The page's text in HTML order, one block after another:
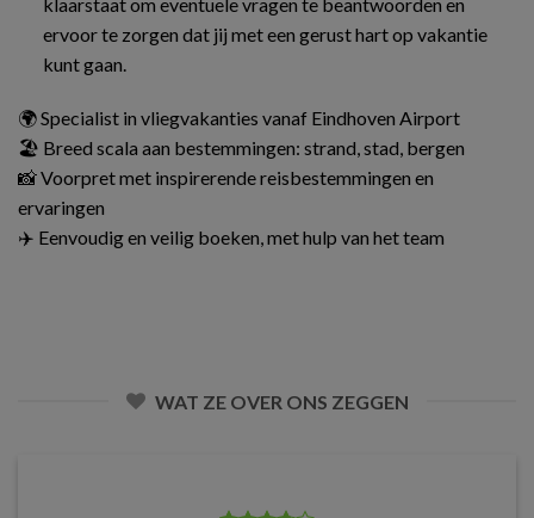
ervoor te zorgen dat jij met een gerust hart op vakantie
kunt gaan.
🌍 Specialist in vliegvakanties vanaf Eindhoven Airport
🏖️ Breed scala aan bestemmingen: strand, stad, bergen
📸 Voorpret met inspirerende reisbestemmingen en
ervaringen
✈️ Eenvoudig en veilig boeken, met hulp van het team
WAT ZE OVER ONS ZEGGEN